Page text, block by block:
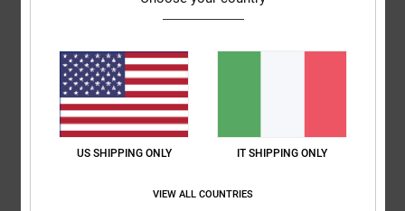
Punteggio medio
5.0
basato su2 recensioni verificate
Il 100% dei nostri clienti consiglia questo prodotto
US SHIPPING ONLY IT SHIPPING ONLY
VIEW ALL COUNTRIES